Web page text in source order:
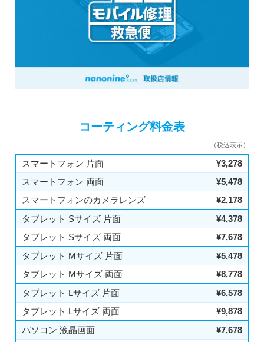
コーティング料金表
（税込表示）
スマートフォン 片面
¥3,278
スマートフォン 両面
¥5,478
スマートフォンのカメラレンズ
¥2,178
タブレット Sサイズ 片面
¥4,378
タブレット Sサイズ 両面
¥7,678
タブレット Mサイズ 片面
¥5,478
タブレット Mサイズ 両面
¥8,778
タブレット Lサイズ 片面
¥6,578
タブレット Lサイズ 両面
¥9,878
パソコン 液晶画面
¥7,678